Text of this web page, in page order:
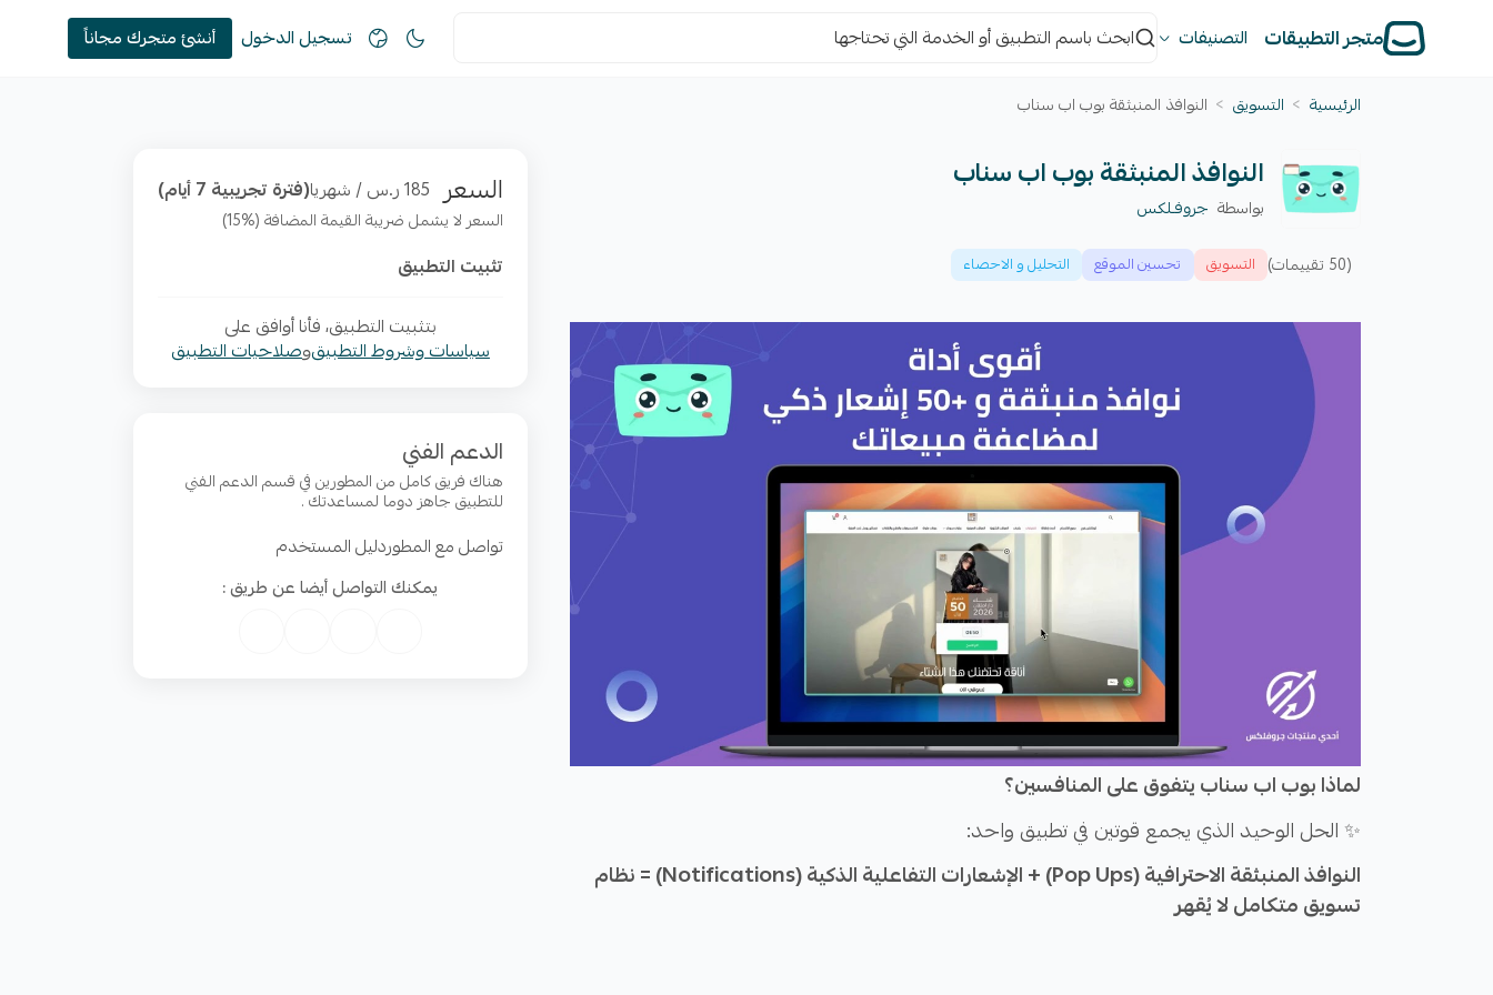
متجر التطبيقات التصنيفات تسجيل الدخول أنشئ متجرك مجاناً
الرئيسية > التسويق > النوافذ المنبثقة بوب اب سناب
النوافذ المنبثقة بوب اب سناب
بواسطة جروفـلكس
(50 تقييمات) التسويق تحسين الموقع التحليل و الاحصاء
لماذا بوب اب سناب يتفوق على المنافسين؟
✨ الحل الوحيد الذي يجمع قوتين في تطبيق واحد:
النوافذ المنبثقة الاحترافية (Pop Ups) + الإشعارات التفاعلية الذكية (Notifications) = نظام
تسويق متكامل لا يُقهر
السعر 185 ر.س / شهريا (فترة تجريبية 7 أيام)
السعر لا يشمل ضريبة القيمة المضافة (%15)
تثبيت التطبيق
بتثبيت التطبيق، فأنا أوافق على
سياسات وشروط التطبيقوصلاحيات التطبيق
الدعم الفني
هناك فريق كامل من المطورين في قسم الدعم الفني
للتطبيق جاهز دوما لمساعدتك .
تواصل مع المطوردليل المستخدم
يمكنك التواصل أيضا عن طريق :